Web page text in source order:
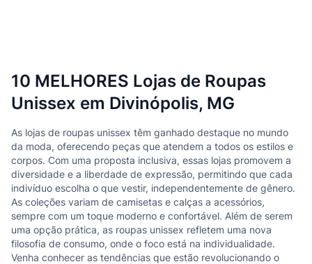
10 MELHORES Lojas de Roupas
Unissex em Divinópolis, MG
As lojas de roupas unissex têm ganhado destaque no mundo
da moda, oferecendo peças que atendem a todos os estilos e
corpos. Com uma proposta inclusiva, essas lojas promovem a
diversidade e a liberdade de expressão, permitindo que cada
indivíduo escolha o que vestir, independentemente de gênero.
As coleções variam de camisetas e calças a acessórios,
sempre com um toque moderno e confortável. Além de serem
uma opção prática, as roupas unissex refletem uma nova
filosofia de consumo, onde o foco está na individualidade.
Venha conhecer as tendências que estão revolucionando o